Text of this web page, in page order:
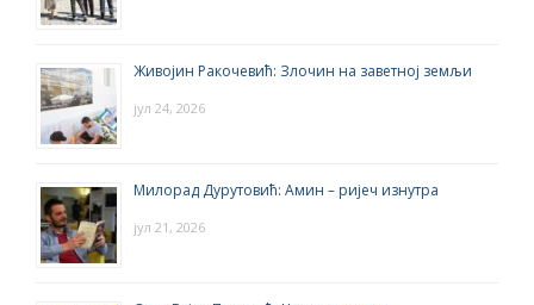
Живојин Ракочевић: Злочин на заветној земљи
јул 24, 2026
Милорад Дурутовић: Амин – ријеч изнутра
јул 21, 2026